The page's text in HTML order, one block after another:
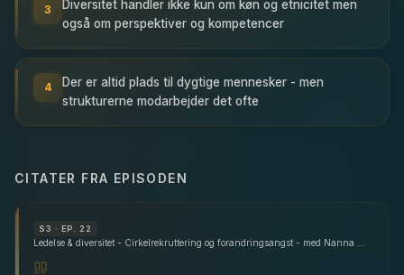
3
Diversitet handler ikke kun om køn og etnicitet men
også om perspektiver og kompetencer
4
Der er altid plads til dygtige mennesker - men
strukturerne modarbejder det ofte
CITATER FRA EPISODEN
S3 · EP. 22